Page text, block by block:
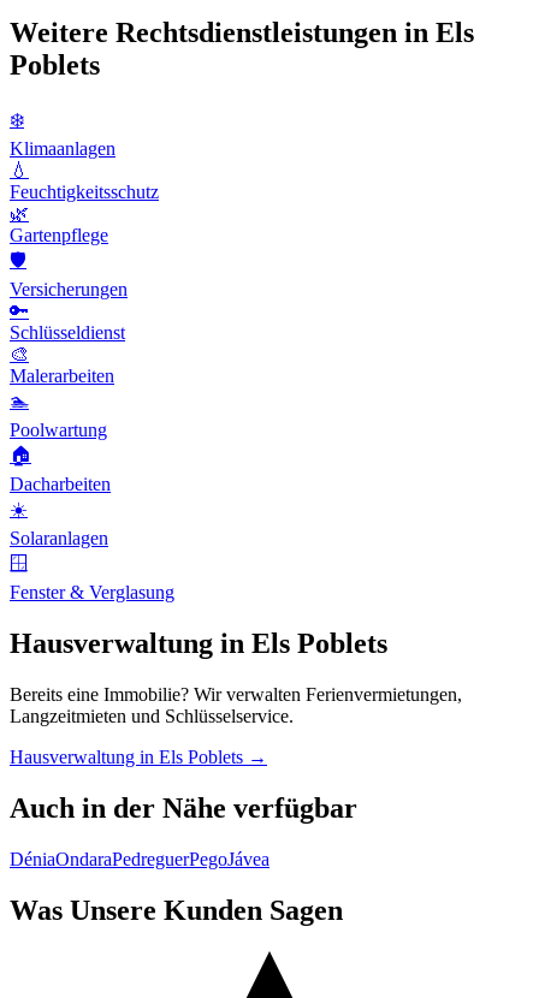
Weitere Rechtsdienstleistungen in Els
Poblets
❄️
Klimaanlagen
💧
Feuchtigkeitsschutz
🌿
Gartenpflege
🛡️
Versicherungen
🔑
Schlüsseldienst
🎨
Malerarbeiten
🏊
Poolwartung
🏠
Dacharbeiten
☀️
Solaranlagen
🪟
Fenster & Verglasung
Hausverwaltung in Els Poblets
Bereits eine Immobilie? Wir verwalten Ferienvermietungen,
Langzeitmieten und Schlüsselservice.
Hausverwaltung in Els Poblets →
Auch in der Nähe verfügbar
DéniaOndaraPedreguerPegoJávea
Was Unsere Kunden Sagen